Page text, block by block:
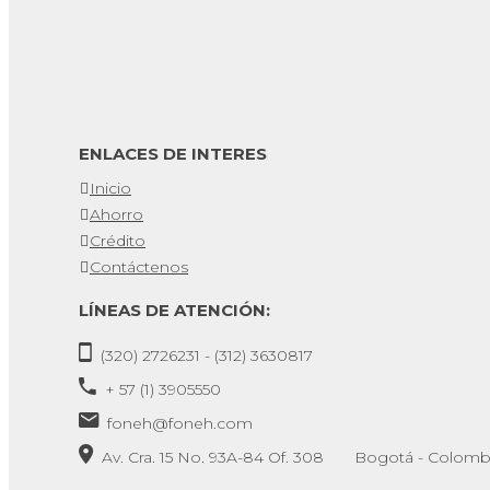
ENLACES DE INTERES
Inicio
Ahorro
Crédito
Contáctenos
LÍNEAS DE ATENCIÓN:
(320) 2726231 - (312) 3630817
+ 57 (1) 3905550
foneh@foneh.com
Av. Cra. 15 No. 93A-84 Of. 308 Bogotá -